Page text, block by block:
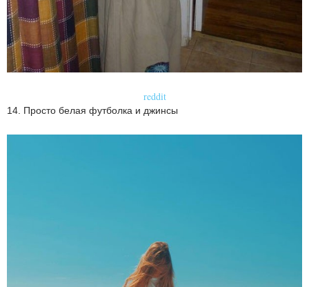
reddit
14. Просто белая футболка и джинсы